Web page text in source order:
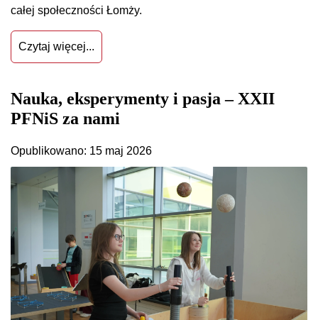
całej społeczności Łomży.
Czytaj więcej...
Nauka, eksperymenty i pasja – XXII
PFNiS za nami
Opublikowano: 15 maj 2026